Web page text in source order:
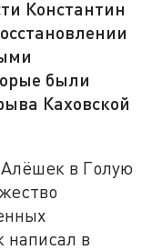
Константин
были
Каховской
в Голую
написал в